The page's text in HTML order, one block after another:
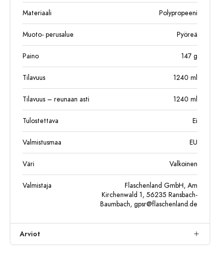
Materiaali Polypropeeni
Muoto- perusalue Pyöreä
Paino 147 g
Tilavuus 1240 ml
Tilavuus – reunaan asti 1240 ml
Tulostettava Ei
Valmistusmaa EU
Väri Valkoinen
Valmistaja
Flaschenland GmbH, Am
Kirchenwald 1, 56235 Ransbach-
Baumbach, gpsr@flaschenland.de
Arviot